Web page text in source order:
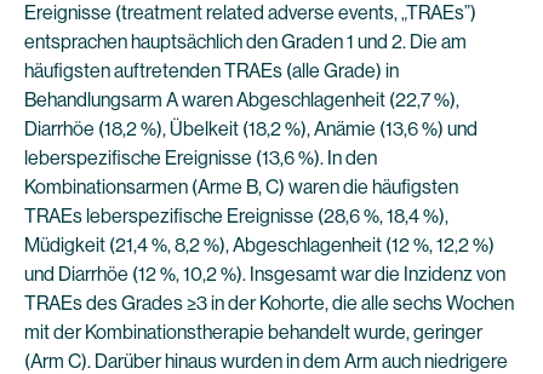
Ereignisse (treatment related adverse events, „TRAEs”)
entsprachen hauptsächlich den Graden 1 und 2. Die am
häufigsten auftretenden TRAEs (alle Grade) in
Behandlungsarm A waren Abgeschlagenheit (22,7 %),
Diarrhöe (18,2 %), Übelkeit (18,2 %), Anämie (13,6 %) und
leberspezifische Ereignisse (13,6 %). In den
Kombinationsarmen (Arme B, C) waren die häufigsten
TRAEs leberspezifische Ereignisse (28,6 %, 18,4 %),
Müdigkeit (21,4 %, 8,2 %), Abgeschlagenheit (12 %, 12,2 %)
und Diarrhöe (12 %, 10,2 %). Insgesamt war die Inzidenz von
TRAEs des Grades ≥3 in der Kohorte, die alle sechs Wochen
mit der Kombinationstherapie behandelt wurde, geringer
(Arm C). Darüber hinaus wurden in dem Arm auch niedrigere